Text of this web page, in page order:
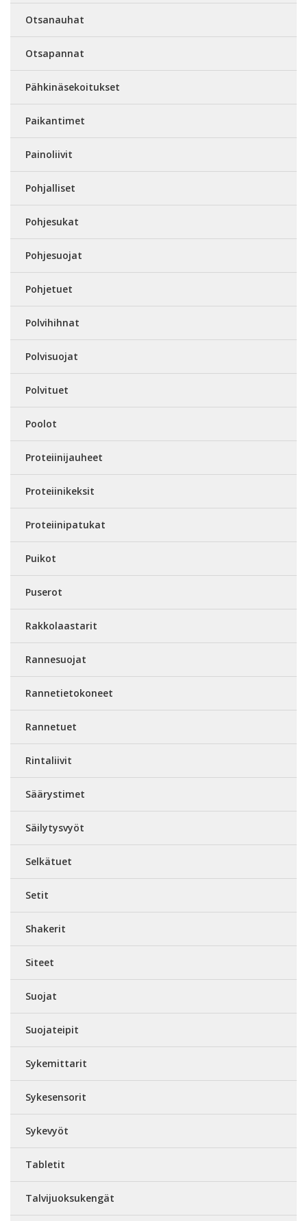
Otsanauhat
Otsapannat
Pähkinäsekoitukset
Paikantimet
Painoliivit
Pohjalliset
Pohjesukat
Pohjesuojat
Pohjetuet
Polvihihnat
Polvisuojat
Polvituet
Poolot
Proteiinijauheet
Proteiinikeksit
Proteiinipatukat
Puikot
Puserot
Rakkolaastarit
Rannesuojat
Rannetietokoneet
Rannetuet
Rintaliivit
Säärystimet
Säilytysvyöt
Selkätuet
Setit
Shakerit
Siteet
Suojat
Suojateipit
Sykemittarit
Sykesensorit
Sykevyöt
Tabletit
Talvijuoksukengät